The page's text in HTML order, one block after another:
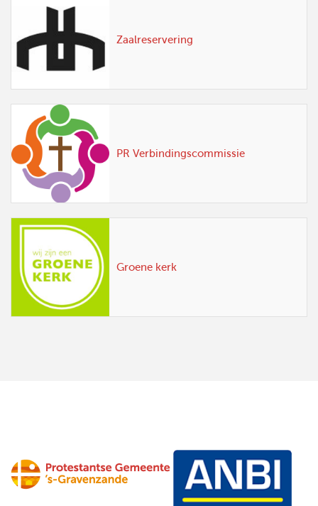
Zaalreservering
PR Verbindingscommissie
Groene kerk